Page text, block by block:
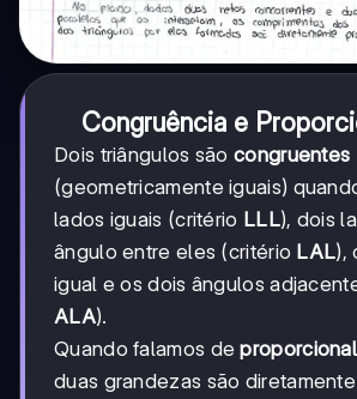
Congruência e
Dois triângulos são congruentes
(geometricamente iguais)
lados iguais (critério LLL), dois
ângulo entre eles (critério LAL),
igual e os dois ângulos
ALA).
Quando falamos de
duas grandezas são